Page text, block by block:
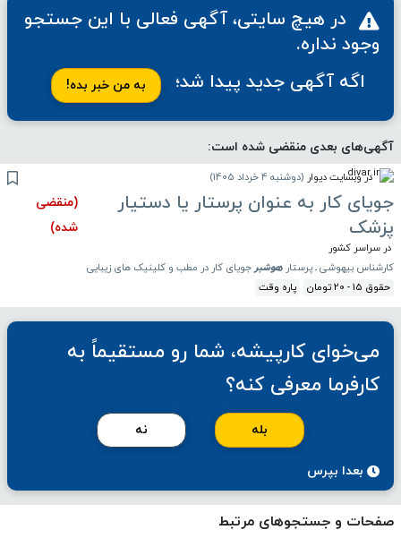
در هیچ سایتی، آگهی فعالی با این جستجو
وجود نداره.
اگه آگهی جدید پیدا شد؛
به من خبر بده!
آگهی‌های بعدی منقضی شده است:
در وبسایت دیوار (دوشنبه 4 خرداد 1405 )
جویای کار به عنوان پرستار یا دستیار
پزشک
(منقضی
شده)
در سراسر کشور
کارشناس بیهوشی ـ پرستار هوشبر جویای کار در مطب و کلینیک های زیبایی
حقوق 15 - 20 تومان
پاره وقت
می‌خوای کارپیشه، شما رو مستقیماً به
کارفرما معرفی کنه؟
بله نه
بعدا بپرس
صفحات و جستجوهای مرتبط